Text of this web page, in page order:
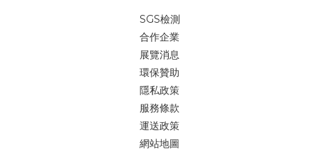
SGS檢測
合作企業
展覽消息
環保贊助
隱私政策
服務條款
運送政策
網站地圖